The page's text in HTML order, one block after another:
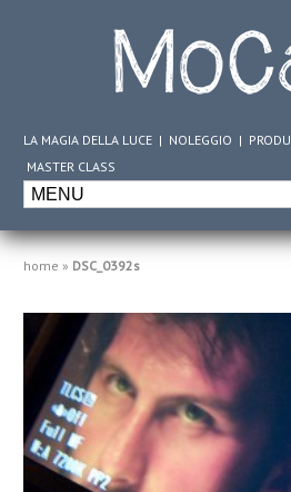
LA MAGIA DELLA LUCE | NOLEGGIO |
MASTER CLASS
home » DSC_0392s